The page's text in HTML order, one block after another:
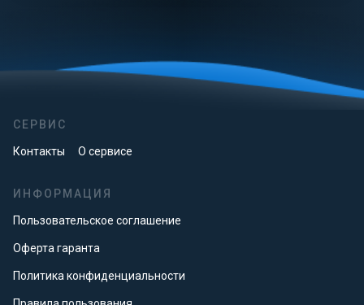
СЕРВИС
Контакты О сервисе
ИНФОРМАЦИЯ
Пользовательское соглашение
Оферта гаранта
Политика конфиденциальности